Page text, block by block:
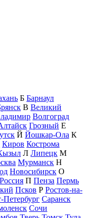
Б Барнаул
В Великий
Волгоград
Грозный Е
Й Йошкар-Ола К
Киров Кострома
Л Липецк М
Мурманск Н
Новосибирск О
П Пенза Пермь
Псков Р Ростов-на-
Петербург Саранск
Сочи